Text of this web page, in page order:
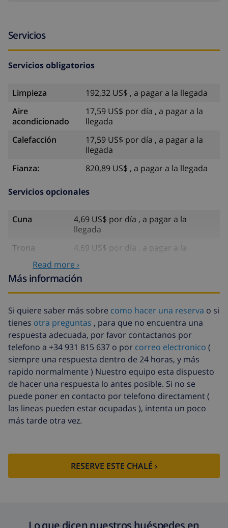
Servicios
Servicios obligatorios
Limpieza
192,32 US$ , a pagar a la llegada
Aire
acondicionado
17,59 US$ por día , a pagar a la
llegada
Calefacción
17,59 US$ por día , a pagar a la
llegada
Fianza:
820,89 US$ , a pagar a la llegada
Servicios opcionales
Cuna
4,69 US$ por día , a pagar a la
llegada
Trona
4,69 US$ por día , a pagar a la
Internet
incluido
Animales
58,64 US$ , a pagar a la llegada
Llegada
tardía
58,64 US$ , a pagar a la llegada
Cama extra
14,07 US$ por día , a pagar a la
llegada
Sábanas y
toallas
incluido por persona
Sábanas
extra
17,59 US$ por persona , a pagar a la
llegada
Toallas extra
8,80 US$ por persona , a pagar a la
Salida tardía
113,75 US$
Read more ›
Más información
Si quiere saber más sobre como hacer una reserva o si
tienes otra preguntas , para que no encuentra una
respuesta adecuada, por favor contactanos por
telefono a +34 931 815 637 o por correo electronico (
siempre una respuesta dentro de 24 horas, y más
rapido normalmente ) Nuestro equipo esta dispuesto
de hacer una respuesta lo antes posible. Si no se
puede poner en contacto por telefono directament (
las lineas pueden estar ocupadas ), intenta un poco
más tarde otra vez.
RESERVE ESTE CHALÉ ›
Lo que dicen nuestros huéspedes en